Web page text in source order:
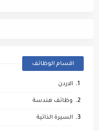
اقسام الوظائف
الاردن
وظائف هندسة
السيرة الذاتية